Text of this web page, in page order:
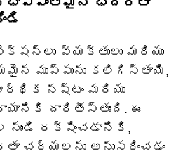
వ్యక్తులు మరియు
ముప్పును కలిగిస్తాయి,
నష్టం మరియు
దారితీస్తుంది. ఈ
రక్షించడానికి,
చర్యలను అనుసరించడం